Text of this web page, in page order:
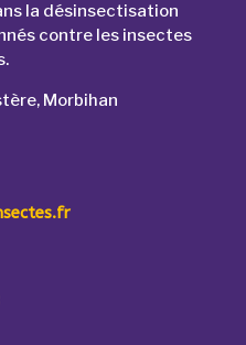
la désinsectisation
contre les insectes
Morbihan